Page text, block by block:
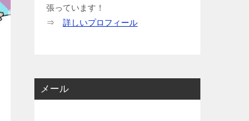
張っています！
⇒ 詳しいプロフィール
メール